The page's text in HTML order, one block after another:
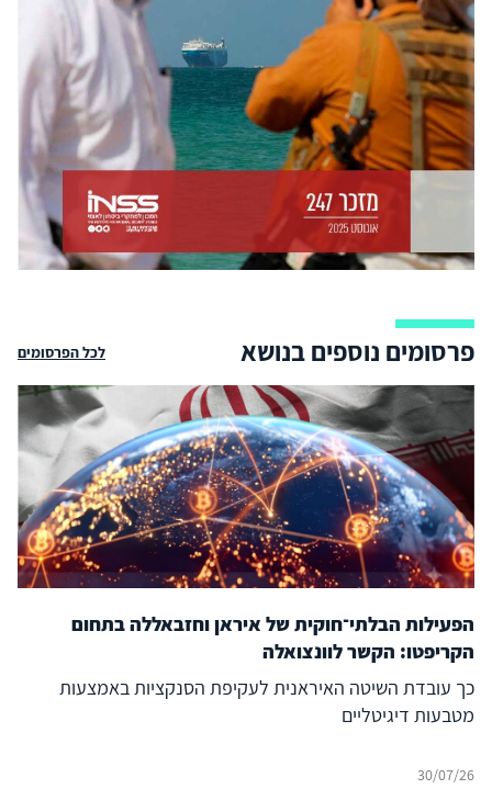
פרסומים נוספים בנושא לכל הפרסומים
הפעילות הבלתי־חוקית של איראן וחזבאללה בתחום
הקריפטו: הקשר לוונצואלה
כך עובדת השיטה האיראנית לעקיפת הסנקציות באמצעות
מטבעות דיגיטליים
30/07/26